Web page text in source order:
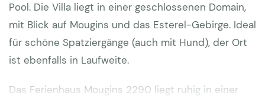
Pool. Die Villa liegt in einer geschlossenen Domain,
mit Blick auf Mougins und das Esterel-Gebirge. Ideal
für schöne Spatziergänge (auch mit Hund), der Ort
ist ebenfalls in Laufweite.
Das Ferienhaus Mougins 2290 liegt ruhig in einer